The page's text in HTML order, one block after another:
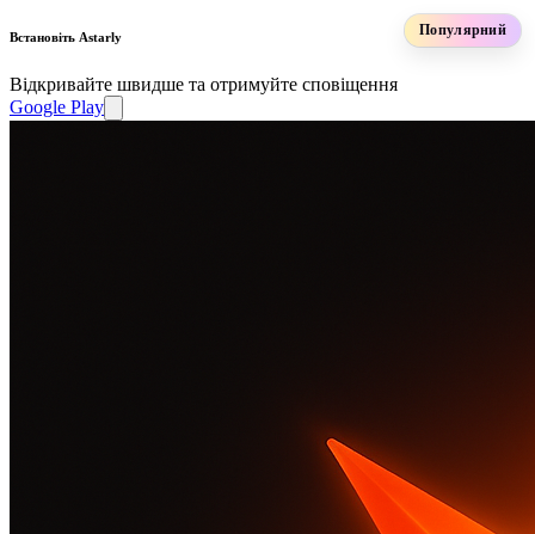
Встановіть Astarly
Відкривайте швидше та отримуйте сповіщення
Google Play
Популярний